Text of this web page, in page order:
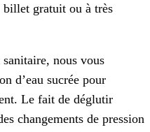
billet gratuit ou à très
nous vous
d’eau sucrée pour
Le fait de déglutir
changements de pression